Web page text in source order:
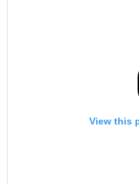
View this